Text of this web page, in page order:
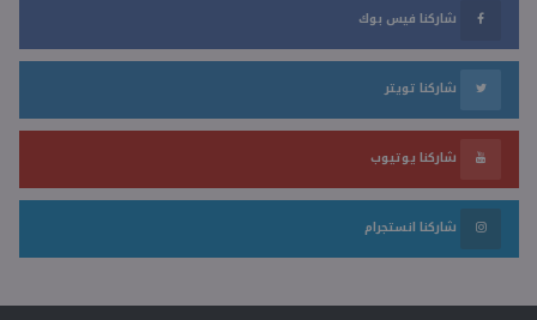
شاركنا فيس بوك
شاركنا تويتر
شاركنا يوتيوب
شاركنا انستجرام